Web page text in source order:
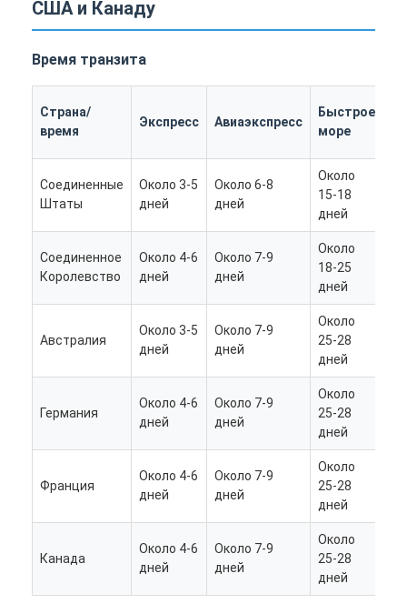
США и Канаду
Время транзита
Страна/
время
Экспресс Авиаэкспресс
Быстрое
море
Соединенные
Штаты
Около 3-5
дней
Около 6-8
дней
Около
15-18
дней
Соединенное
Королевство
Около 4-6
дней
Около 7-9
дней
Около
18-25
дней
Австралия
Около 3-5
дней
Около 7-9
дней
Около
25-28
дней
Германия
Около 4-6
дней
Около 7-9
дней
Около
25-28
дней
Франция
Около 4-6
дней
Около 7-9
дней
Около
25-28
дней
Канада
Около 4-6
дней
Около 7-9
дней
Около
25-28
дней